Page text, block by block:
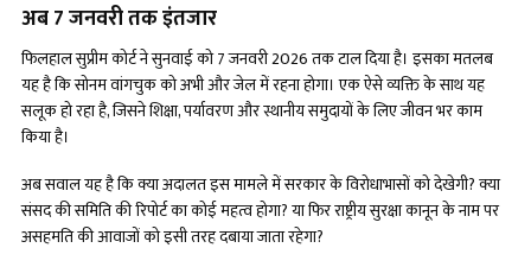
अब7 जनवरी तक इंतजार
फिलहाल सुप्रीम कोर्ट ने सुनवाई को 7 जनवरी 2026 तक टाल दिया है। इसका मतलब
यह है कि सोनम वांगचुक को अभी और जेल में रहना होगा। एक ऐसे व्यक्ति के साथ यह
सलूक हो रहा है, जिसने शिक्षा, पर्यावरण और स्थानीय समुदायों के लिए जीवन भर काम
किया है।
अब सवाल यह है कि क्या अदालत इस मामले में सरकार के विरोधाभासों को देखेगी? क्या
संसद की समिति की रिपोर्ट का कोई महत्व होगा? या फिर राष्ट्रीय सुरक्षा कानून के नाम पर
असहमति की आवाजों को इसी तरह दबाया जाता रहेगा?